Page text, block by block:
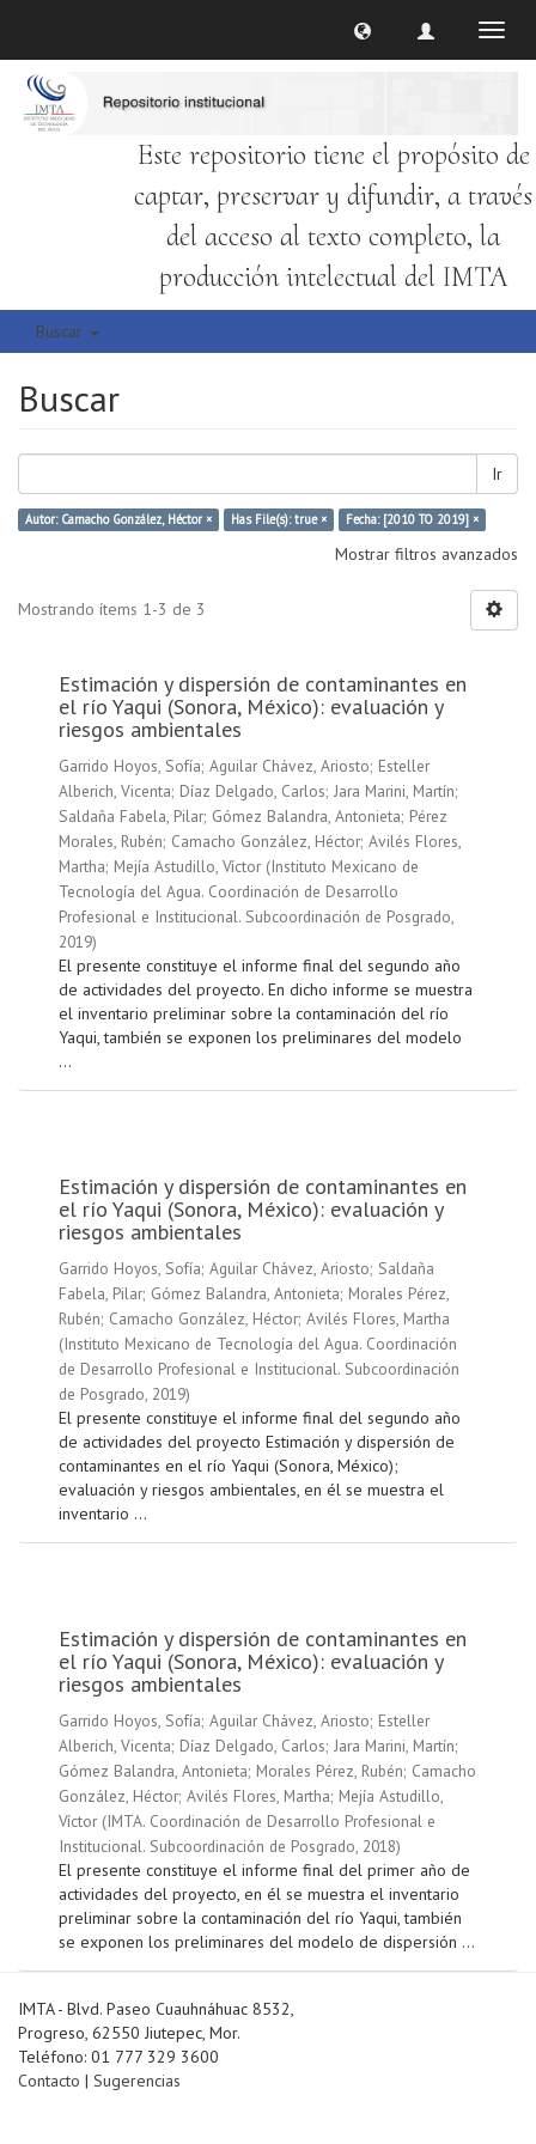
Este repositorio tiene el propósito de
captar, preservar y difundir, a través
del acceso al texto completo, la
producción intelectual del IMTA
Buscar
Buscar
Ir
Autor: Camacho González, Héctor × Has File(s): true × Fecha: [2010 TO 2019] ×
Mostrar filtros avanzados
Mostrando ítems 1-3 de 3
Estimación y dispersión de contaminantes en
el río Yaqui (Sonora, México): evaluación y
riesgos ambientales
Garrido Hoyos, Sofía; Aguilar Chávez, Ariosto; Esteller
Alberich, Vicenta; Díaz Delgado, Carlos; Jara Marini, Martín;
Saldaña Fabela, Pilar; Gómez Balandra, Antonieta; Pérez
Morales, Rubén; Camacho González, Héctor; Avilés Flores,
Martha; Mejía Astudillo, Víctor (Instituto Mexicano de
Tecnología del Agua. Coordinación de Desarrollo
Profesional e Institucional. Subcoordinación de Posgrado,
2019)
El presente constituye el informe final del segundo año
de actividades del proyecto. En dicho informe se muestra
el inventario preliminar sobre la contaminación del río
Yaqui, también se exponen los preliminares del modelo
...
Estimación y dispersión de contaminantes en
el río Yaqui (Sonora, México): evaluación y
riesgos ambientales
Garrido Hoyos, Sofía; Aguilar Chávez, Ariosto; Saldaña
Fabela, Pilar; Gómez Balandra, Antonieta; Morales Pérez,
Rubén; Camacho González, Héctor; Avilés Flores, Martha
(Instituto Mexicano de Tecnología del Agua. Coordinación
de Desarrollo Profesional e Institucional. Subcoordinación
de Posgrado, 2019)
El presente constituye el informe final del segundo año
de actividades del proyecto Estimación y dispersión de
contaminantes en el río Yaqui (Sonora, México);
evaluación y riesgos ambientales, en él se muestra el
inventario ...
Estimación y dispersión de contaminantes en
el río Yaqui (Sonora, México): evaluación y
riesgos ambientales
Garrido Hoyos, Sofía; Aguilar Chávez, Ariosto; Esteller
Alberich, Vicenta; Díaz Delgado, Carlos; Jara Marini, Martín;
Gómez Balandra, Antonieta; Morales Pérez, Rubén; Camacho
González, Héctor; Avilés Flores, Martha; Mejía Astudillo,
Víctor (IMTA. Coordinación de Desarrollo Profesional e
Institucional. Subcoordinación de Posgrado, 2018)
El presente constituye el informe final del primer año de
actividades del proyecto, en él se muestra el inventario
preliminar sobre la contaminación del río Yaqui, también
se exponen los preliminares del modelo de dispersión ...
IMTA - Blvd. Paseo Cuauhnáhuac 8532,
Progreso, 62550 Jiutepec, Mor.
Teléfono: 01 777 329 3600
Contacto | Sugerencias